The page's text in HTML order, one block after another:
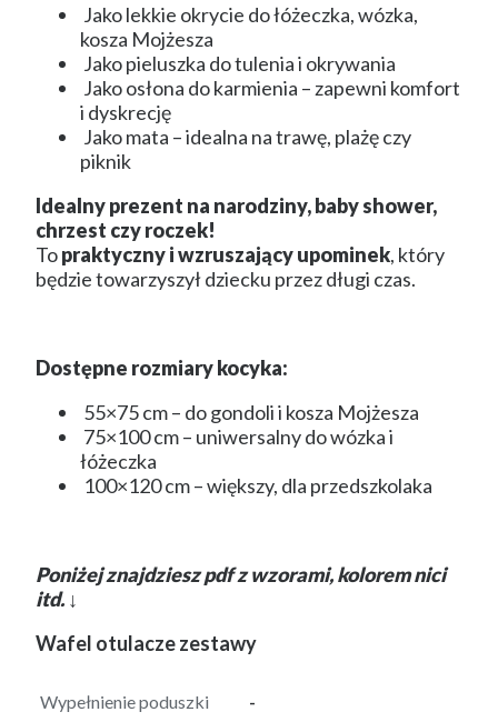
Jako lekkie okrycie do łóżeczka, wózka,
kosza Mojżesza
Jako pieluszka do tulenia i okrywania
Jako osłona do karmienia – zapewni komfort
i dyskrecję
Jako mata – idealna na trawę, plażę czy
piknik
Idealny prezent na narodziny, baby shower,
chrzest czy roczek!
Topraktyczny i wzruszający upominek, który
będzie towarzyszył dziecku przez długi czas.
Dostępne rozmiary kocyka:
55×75 cm – do gondoli i kosza Mojżesza
75×100 cm – uniwersalny do wózka i
łóżeczka
100×120 cm – większy, dla przedszkolaka
Poniżej znajdziesz pdf z wzorami, kolorem nici
itd. ↓
Wafel otulacze zestawy
Wypełnienie poduszki -